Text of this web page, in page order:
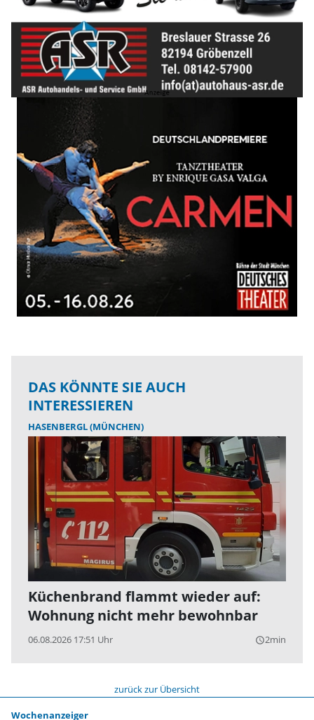
DAS KÖNNTE SIE AUCH
INTERESSIEREN
HASENBERGL (MÜNCHEN)
Küchenbrand flammt wieder auf:
Wohnung nicht mehr bewohnbar
06.08.2026 17:51 Uhr query_builder2min
zurück zur Übersicht
Wochenanzeiger